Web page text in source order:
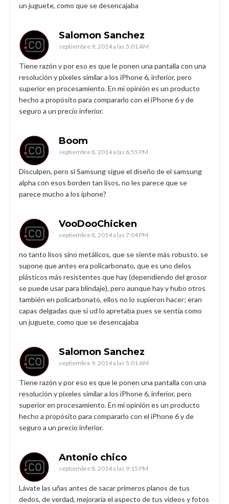
un juguete, como que se desencajaba
Salomon Sanchez
septiembre 9, 2014 a las 5:01 AM
Tiene razón y por eso es que le ponen una pantalla con una
resolución y píxeles similar a los iPhone 6, inferior, pero
superior en procesamiento. En mi opinión es un producto
hecho a propósito para compararlo con el iPhone 6 y de
seguro a un precio inferior.
Boom
septiembre 8, 2014 a las 6:55 PM
Disculpen, pero si Samsung sigue el diseño de el samsung
alpha con esos borden tan lisos, no les parece que se
parece mucho a los iphone?
VooDooChicken
septiembre 8, 2014 a las 7:04 PM
no tanto lisos sino metálicos, que se siente más robusto. se
supone que antes era policarbonato, que es uno delos
plásticos más resistentes que hay (dependiendo del grosor
se puede usar para blindaje), pero aunque hay y hubo otros
también en policarbonato, ellos no lo supieron hacer; eran
capas delgadas que si ud lo apretaba pues se sentía como
un juguete, como que se desencajaba
Salomon Sanchez
septiembre 9, 2014 a las 5:01 AM
Tiene razón y por eso es que le ponen una pantalla con una
resolución y píxeles similar a los iPhone 6, inferior, pero
superior en procesamiento. En mi opinión es un producto
hecho a propósito para compararlo con el iPhone 6 y de
seguro a un precio inferior.
Antonio chico
septiembre 8, 2014 a las 9:15 PM
Lávate las uñas antes de sacar primeros planos de tus
dedos, de verdad, mejoraría el aspecto de tus videos y fotos